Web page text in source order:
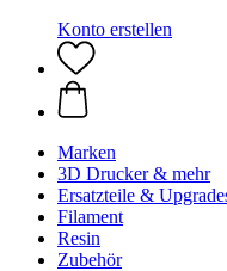
Konto erstellen
Marken
3D Drucker & mehr
Ersatzteile &
Filament
Resin
Zubehör